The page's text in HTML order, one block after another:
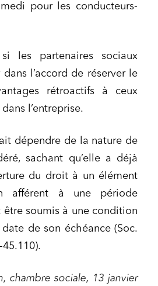
pour les conducteurs-
les partenaires sociaux
l’accord de réserver le
rétroactifs à ceux
l’entreprise.
dépendre de la nature de
sachant qu’elle a déjà
du droit à un élément
afférent à une période
soumis à une condition
de son échéance (Soc.
45.110).
chambre sociale, 13 janvier